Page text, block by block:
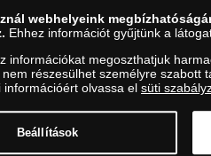
23275395-2-41 A Társaság a
engedély száma: PR7638
webhelyeink
Ehhez információt gyűjtünk a
információkat megoszthatjuk
részesülhet személyre
információért olvassa el süti
Beállítások